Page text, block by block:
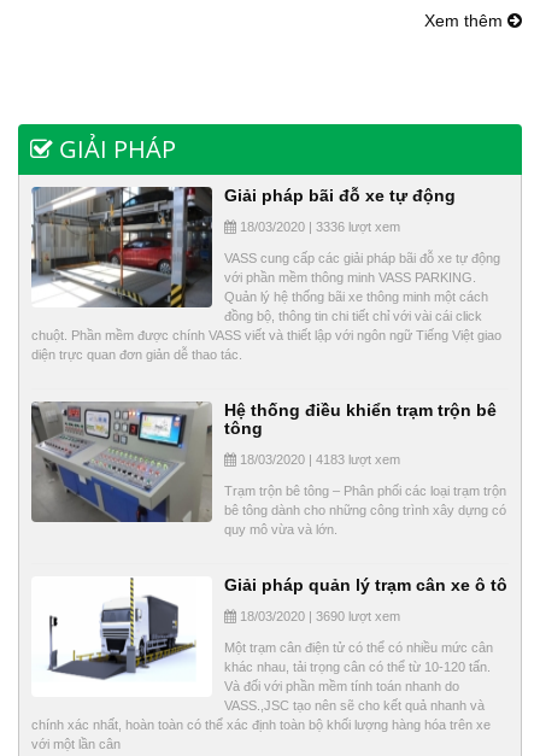
Xem thêm
GIẢI PHÁP
Giải pháp bãi đỗ xe tự động
18/03/2020 | 3336 lượt xem
VASS cung cấp các giải pháp bãi đỗ xe tự động
với phần mềm thông minh VASS PARKING.
Quản lý hệ thống bãi xe thông minh một cách
đồng bộ, thông tin chi tiết chỉ với vài cái click
chuột. Phần mềm được chính VASS viết và thiết lập với ngôn ngữ Tiếng Việt giao
diện trực quan đơn giản dễ thao tác.
Hệ thống điều khiển trạm trộn bê
tông
18/03/2020 | 4183 lượt xem
Trạm trộn bê tông – Phân phối các loại trạm trộn
bê tông dành cho những công trình xây dựng có
quy mô vừa và lớn.
Giải pháp quản lý trạm cân xe ô tô
18/03/2020 | 3690 lượt xem
Một trạm cân điện tử có thể có nhiều mức cân
khác nhau, tải trọng cân có thể từ 10-120 tấn.
Và đối với phần mềm tính toán nhanh do
VASS.,JSC tạo nên sẽ cho kết quả nhanh và
chính xác nhất, hoàn toàn có thể xác định toàn bộ khối lượng hàng hóa trên xe
với một lần cân